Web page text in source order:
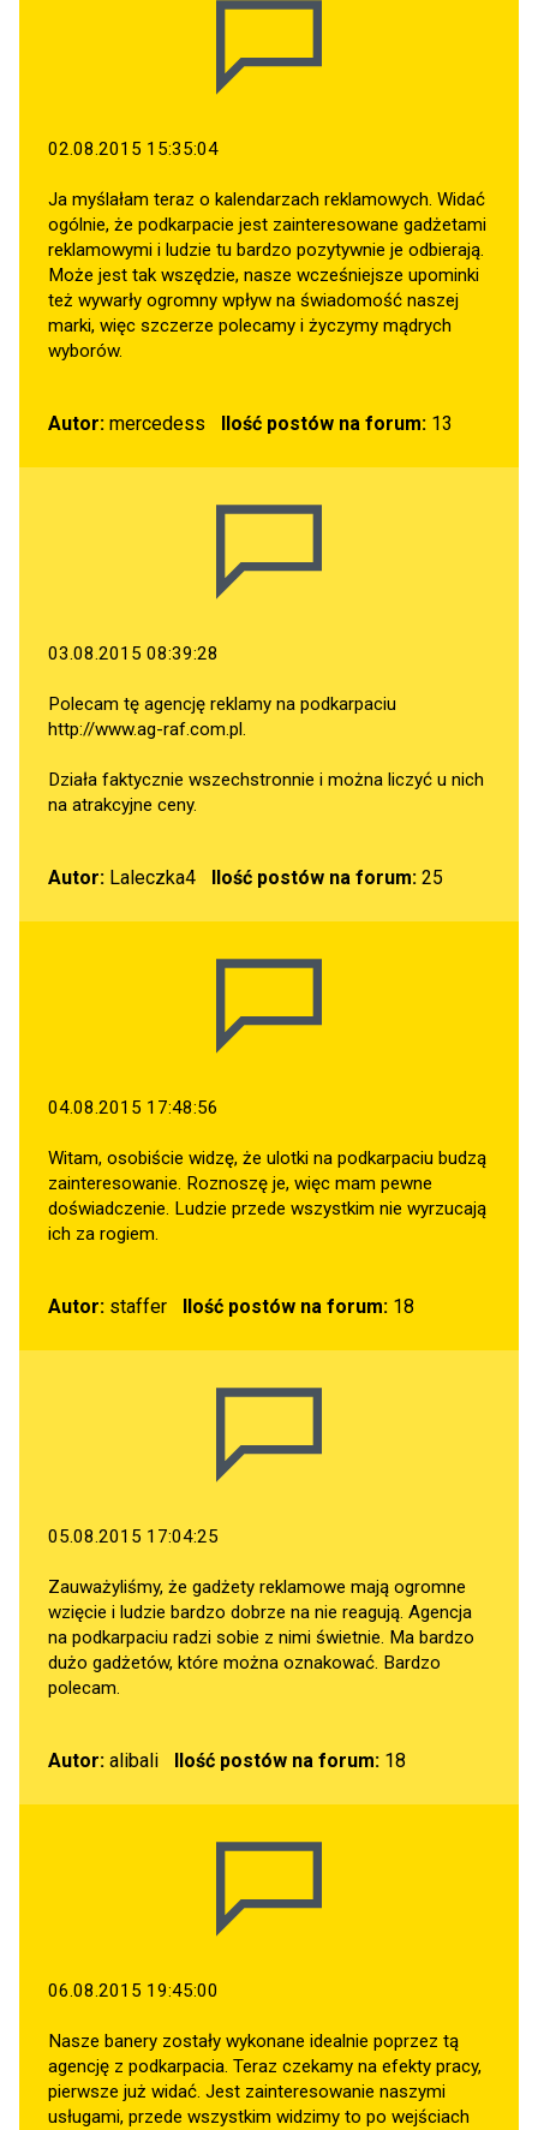
02.08.2015 15:35:04
Ja myślałam teraz o kalendarzach reklamowych. Widać
ogólnie, że podkarpacie jest zainteresowane gadżetami
reklamowymi i ludzie tu bardzo pozytywnie je odbierają.
Może jest tak wszędzie, nasze wcześniejsze upominki
też wywarły ogromny wpływ na świadomość naszej
marki, więc szczerze polecamy i życzymy mądrych
wyborów.
Autor: mercedess Ilość postów na forum:13
03.08.2015 08:39:28
Polecam tę agencję reklamy na podkarpaciu
http://www.ag-raf.com.pl.
Działa faktycznie wszechstronnie i można liczyć u nich
na atrakcyjne ceny.
Autor: Laleczka4 Ilość postów na forum:25
04.08.2015 17:48:56
Witam, osobiście widzę, że ulotki na podkarpaciu budzą
zainteresowanie. Roznoszę je, więc mam pewne
doświadczenie. Ludzie przede wszystkim nie wyrzucają
ich za rogiem.
Autor: staffer Ilość postów na forum:18
05.08.2015 17:04:25
Zauważyliśmy, że gadżety reklamowe mają ogromne
wzięcie i ludzie bardzo dobrze na nie reagują. Agencja
na podkarpaciu radzi sobie z nimi świetnie. Ma bardzo
dużo gadżetów, które można oznakować. Bardzo
polecam.
Autor: alibali Ilość postów na forum:18
06.08.2015 19:45:00
Nasze banery zostały wykonane idealnie poprzez tą
agencję z podkarpacia. Teraz czekamy na efekty pracy,
pierwsze już widać. Jest zainteresowanie naszymi
usługami, przede wszystkim widzimy to po wejściach